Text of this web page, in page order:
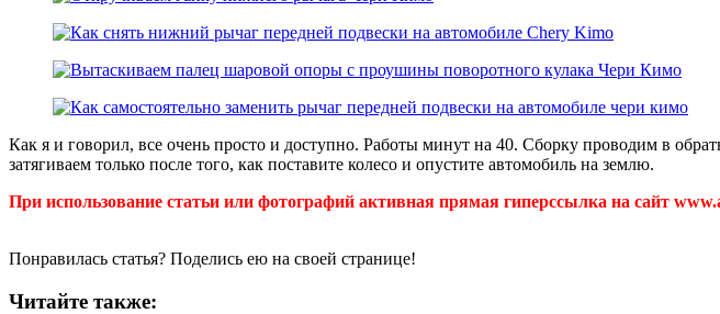
Как я и говорил, все очень просто и доступно. Работы минут на 40. Сборку проводим в
затягиваем только после того, как поставите колесо и опустите автомобиль на землю.
При использование статьи или фотографий активная прямая гиперссылка на сайт
Понравилась статья? Поделись ею на своей странице!
Читайте также: